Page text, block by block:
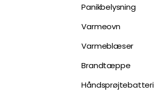
Panikbelysning
Varmeovn
Varmeblæser
Brandtæppe
Håndsprøjtebatteri